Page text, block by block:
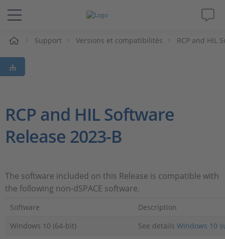
Solutions & Produits
Support
Société
Support Versions et compatibilités RCP and HIL
RCP and HIL Software
Release 2023-B
The software included on this Release is compatible with
the following non-dSPACE software.
Software
Description
Windows 10 (64-bit)
See details Windows 10